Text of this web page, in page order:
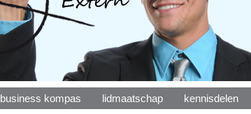
business kompas lidmaatschap kennisdelen